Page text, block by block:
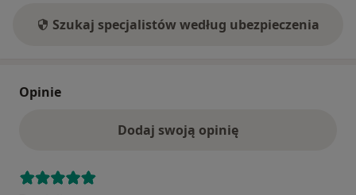
Szukaj specjalistów według ubezpieczenia
Opinie
Dodaj swoją opinię